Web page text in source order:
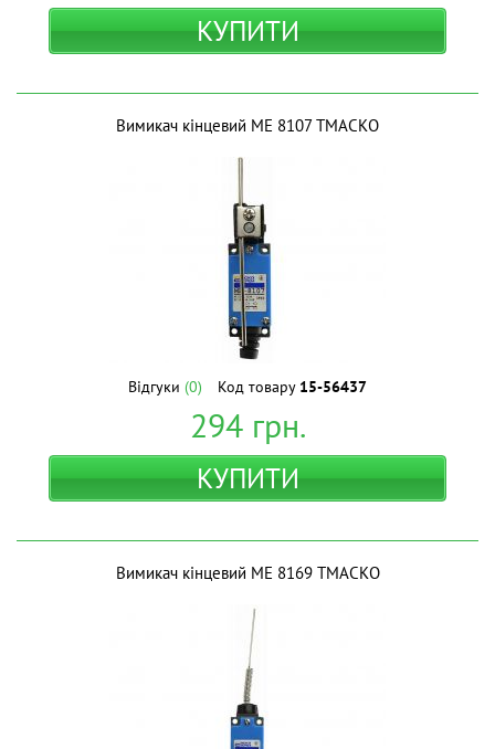
КУПИТИ
Вимикач кінцевий МЕ 8107 ТМАСКО
Відгуки (0) Код товару 15-56437
294грн.
КУПИТИ
Вимикач кінцевий МЕ 8169 ТМАСКО